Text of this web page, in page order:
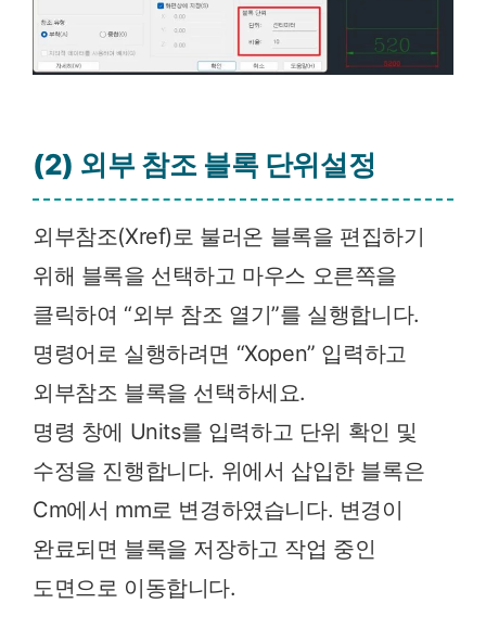
(2) 외부 참조 블록 단위설정
외부참조(Xref)로 불러온 블록을 편집하기
위해 블록을 선택하고 마우스 오른쪽을
클릭하여 “외부 참조 열기”를 실행합니다.
명령어로 실행하려면 “Xopen” 입력하고
외부참조 블록을 선택하세요.
명령 창에 Units를 입력하고 단위 확인 및
수정을 진행합니다. 위에서 삽입한 블록은
Cm에서 mm로 변경하였습니다. 변경이
완료되면 블록을 저장하고 작업 중인
도면으로 이동합니다.